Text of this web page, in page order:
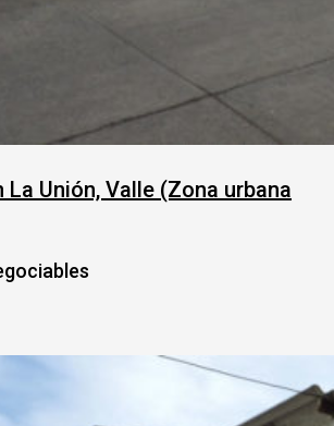
La Unión, Valle (Zona urbana